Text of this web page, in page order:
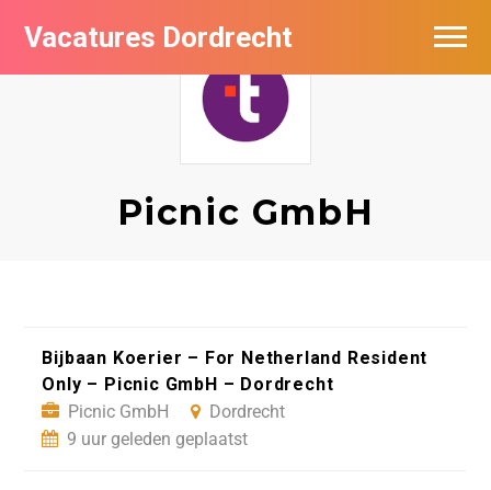
Vacatures Dordrecht
Picnic GmbH
Bijbaan Koerier – For Netherland Resident
Only – Picnic GmbH – Dordrecht
Picnic GmbH
Dordrecht
9 uur geleden geplaatst
Vacatures per bedrijf
De populairste vacatures in Dordrecht
Nieuwsbrief feed